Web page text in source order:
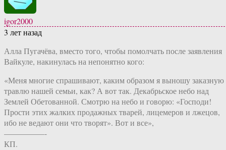
igor2000
3 лет назад
Алла Пугачёва, вместо того, чтобы помолчать после заявления
Вайкуле, накинулась на непонятно кого:
«Меня многие спрашивают, каким образом я выношу заказную
травлю нашей семьи, как? А вот так. Декабрьское небо над
Землей Обетованной. Смотрю на небо и говорю: «Господи!
Прости этих жалких продажных тварей, лицемеров и лжецов,
ибо не ведают они что творят». Вот и все»,
—————-
КП.